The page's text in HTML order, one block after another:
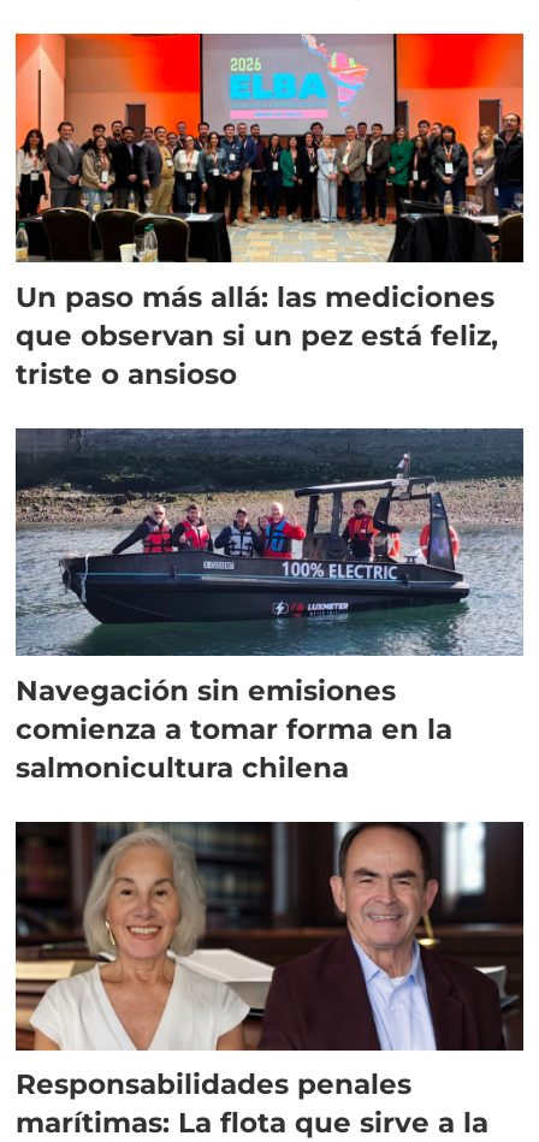
Un paso más allá: las mediciones
que observan si un pez está feliz,
triste o ansioso
Navegación sin emisiones
comienza a tomar forma en la
salmonicultura chilena
Responsabilidades penales
marítimas: La flota que sirve a la